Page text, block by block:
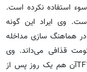
استفاده نکرده است.
وی ایراد این گونه
هماهنگ سازی مداخله
و سقوط حکومت قذافی می‌داند. وی
همچنین در مصاحبه‌ای با رادیو Europe 1 و تلویزیون TF1آن هم یک روز پس از